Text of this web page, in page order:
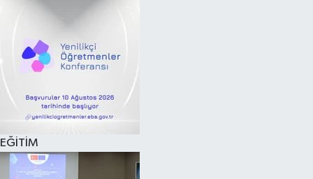
EĞİTİM